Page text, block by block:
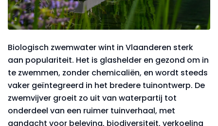
Biologisch zwemwater wint in Vlaanderen sterk
aan populariteit. Het is glashelder en gezond om in
te zwemmen, zonder chemicaliën, en wordt steeds
vaker geïntegreerd in het bredere tuinontwerp. De
zwemvijver groeit zo uit van waterpartij tot
onderdeel van een ruimer tuinverhaal, met
aandacht voor beleving, biodiversiteit, verkoeling